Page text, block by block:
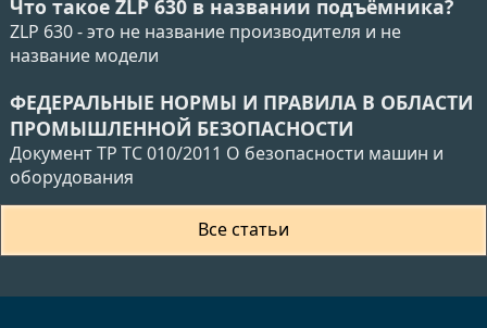
Что такое ZLP 630 в названии подъёмника?
ZLP 630 - это не название производителя и не
название модели
ФЕДЕРАЛЬНЫЕ НОРМЫ И ПРАВИЛА В ОБЛАСТИ
ПРОМЫШЛЕННОЙ БЕЗОПАСНОСТИ
Документ ТР ТС 010/2011 О безопасности машин и
оборудования
Все статьи